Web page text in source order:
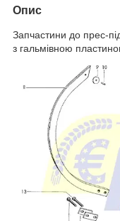
Опис
Запчастини до прес-
з гальмівною